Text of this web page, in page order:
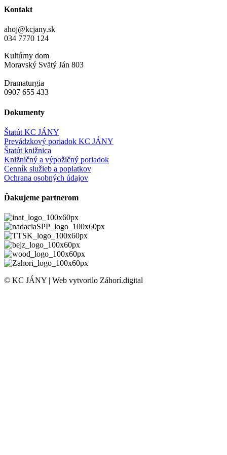
Kontakt
ahoj@kcjany.sk
034 7770 124
Kultúrny dom
Moravský Svätý Ján 803
Dramaturgia
0907 655 433
Dokumenty
Štatút KC JÁNY
Prevádzkový poriadok KC JÁNY
Štatút knižnica
Knižničný a výpožičný poriadok
Cenník služieb a poplatkov
Ochrana osobných údajov
Ďakujeme partnerom
© KC JÁNY | Web vytvorilo Záhorí.digital